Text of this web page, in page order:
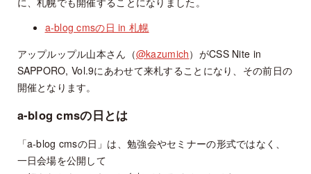
a-blog cmsの日 in 札幌
アップルップル山本さん（@kazumich）がCSS Nite in
SAPPORO, Vol.9にあわせて来札することになり、その前日の
開催となります。
a-blog cmsの日とは
「a-blog cmsの日」は、勉強会やセミナーの形式ではなく、
一日会場を公開して